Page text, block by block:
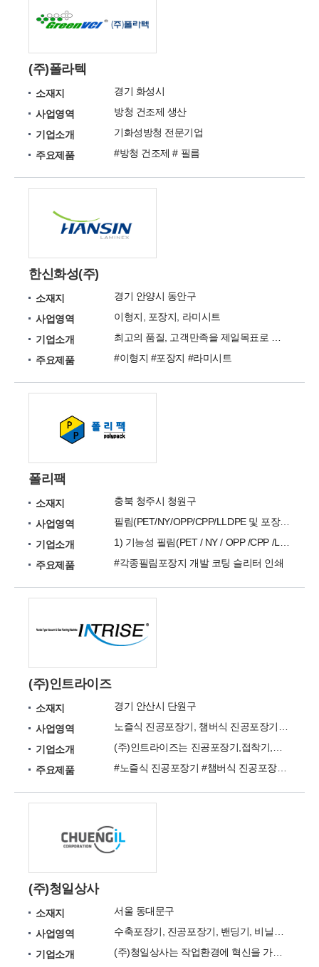
(주)폴라텍
소재지
경기 화성시
사업영역
방청 건조제 생산
기업소개
기화성방청 전문기업
주요제품
#방청 건조제 # 필름
한신화성(주)
소재지
경기 안양시 동안구
사업영역
이형지, 포장지, 라미시트
기업소개
주요제품
#이형지 #포장지 #라미시트
폴리팩
소재지
충북 청주시 청원구
사업영역
필림(PET/NY/OPP/CPP/LLDPE 및 포장지 및 기능성 코팅
기업소개
주요제품
#각종필림포장지 개발 코팅 슬리터 인쇄
(주)인트라이즈
소재지
경기 안산시 단원구
사업영역
기업소개
주요제품
(주)청일상사
소재지
서울 동대문구
사업영역
기업소개